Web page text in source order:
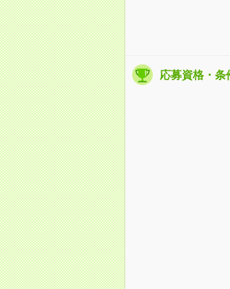
応募資格・条